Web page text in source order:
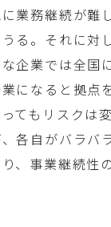
業務継続が難
る。それに対
企業では全国
になると拠点
てもリスクは
各自がバラバ
、事業継続性